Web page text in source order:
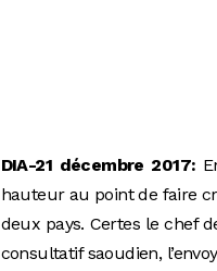
DIA-21 décembre 2017:
hauteur au point de faire
deux pays. Certes le chef
consultatif saoudien,